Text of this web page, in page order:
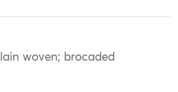
woven; brocaded